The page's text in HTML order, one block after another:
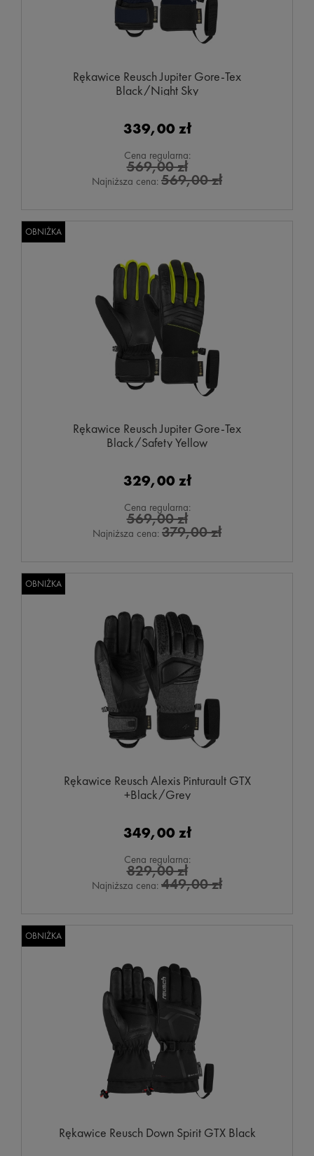
Rękawice Reusch Jupiter Gore-Tex
Black/Night Sky
339,00 zł
Cena regularna:
569,00 zł
Najniższa cena: 569,00 zł
Rękawice Reusch Jupiter Gore-Tex
Black/Safety Yellow
329,00 zł
Cena regularna:
569,00 zł
Najniższa cena: 379,00 zł
OBNIŻKA
Rękawice Reusch Alexis Pinturault GTX
+Black/Grey
349,00 zł
Cena regularna:
829,00 zł
Najniższa cena: 449,00 zł
OBNIŻKA
Rękawice Reusch Down Spirit GTX Black
OBNIŻKA